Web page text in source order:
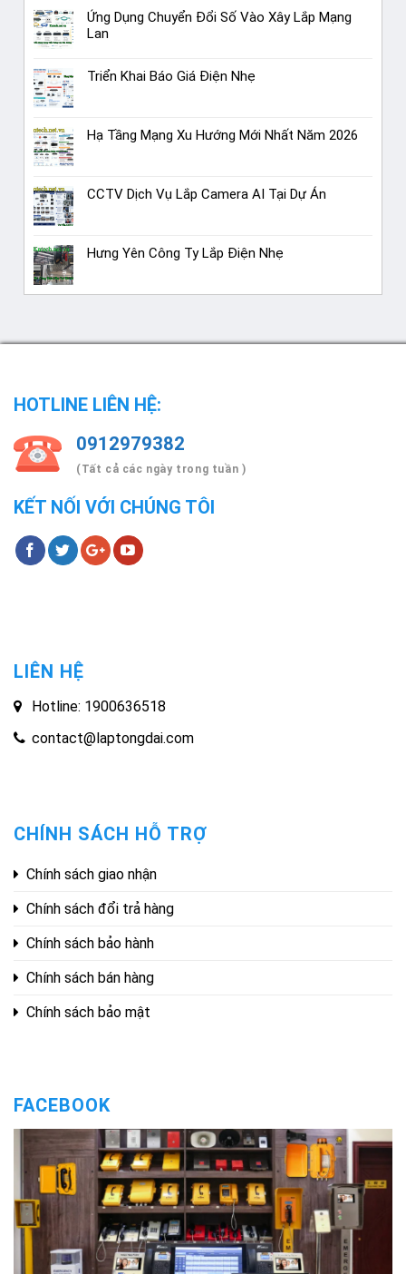
Ứng Dụng Chuyển Đổi Số Vào Xây Lắp Mạng
Lan
Triển Khai Báo Giá Điện Nhẹ
Hạ Tầng Mạng Xu Hướng Mới Nhất Năm 2026
CCTV Dịch Vụ Lắp Camera AI Tại Dự Án
Hưng Yên Công Ty Lắp Điện Nhẹ
HOTLINE LIÊN HỆ:
0912979382
(Tất cả các ngày trong tuần )
KẾT NỐI VỚI CHÚNG TÔI
LIÊN HỆ
Hotline: 1900636518
contact@laptongdai.com
CHÍNH SÁCH HỖ TRỢ
Chính sách giao nhận
Chính sách đổi trả hàng
Chính sách bảo hành
Chính sách bán hàng
Chính sách bảo mật
FACEBOOK